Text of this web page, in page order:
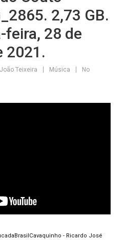
2,73 GB.
feira, 28 de
2021.
João Teixeira Música
No
Brasil Cavaquinho - Ricardo José